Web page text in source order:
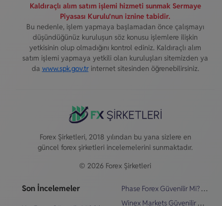
Kaldıraçlı alım satım işlemi hizmeti sunmak Sermaye
Piyasası Kurulu’nun iznine tabidir.
Bu nedenle, işlem yapmaya başlamadan önce çalışmayı
düşündüğünüz kuruluşun söz konusu işlemlere ilişkin
yetkisinin olup olmadığını kontrol ediniz. Kaldıraçlı alım
satım işlemi yapmaya yetkili olan kuruluşları sitemizden ya
da www.spk.gov.trinternet sitesinden öğrenebilirsiniz.
Forex Şirketleri, 2018 yılından bu yana sizlere en
güncel forex şirketleri incelemelerini sunmaktadır.
© 2026 Forex Şirketleri
Son İncelemeler
Phase Forex Güvenilir Mi? Şikayetler & İnceleme
Winex Markets Güvenilir Mi? Şikayetler & İnceleme